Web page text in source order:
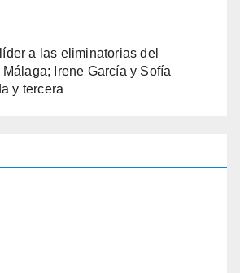
a las eliminatorias del
Irene García y Sofía
y tercera